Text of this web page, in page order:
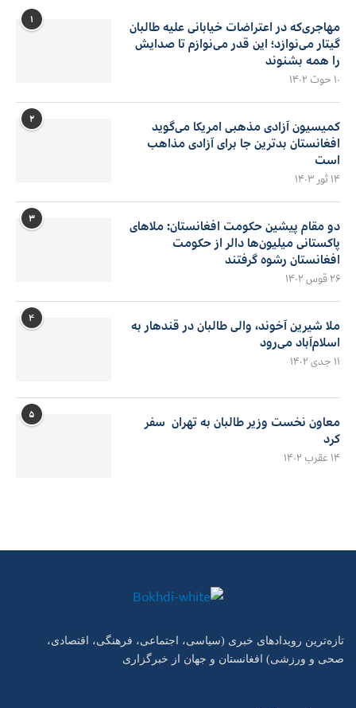
۱
مهاجری‌که در اعتراضات خیابانی علیه طالبان
گیتار می‌نوازد؛ این قدر می‌نوازم تا صدایش
را همه بشنوند
۱۰ حوت ۱۴۰۲
۲
کمیسیون آزادی مذهبی امریکا می‌گوید
افغانستان بدترین جا برای آزادی مذاهب
است
۱۴ ثور ۱۴۰۳
۳
دو مقام پیشین حکومت افغانستان: ملاهای
پاکستانی میلیون‌ها دالر از حکومت
افغانستان رشوه گرفتند
۲۶ قوس ۱۴۰۲
۴
ملا شیرین آخوند، والی طالبان در قندهار به
اسلام‌آباد می‌رود
۱۱ جدی ۱۴۰۲
۵
معاون نخست وزیر طالبان به تهران سفر
کرد
۱۴ عقرب ۱۴۰۲
تازه‌ترین رویدادهای خبری (سیاسی، اجتماعی، فرهنگی، اقتصادی،
صحی و ورزشی) افغانستان و جهان از خبرگزاری